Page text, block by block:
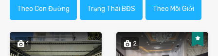
Theo Con Đường Trạng Thái BĐS Theo Môi Giới
1 2